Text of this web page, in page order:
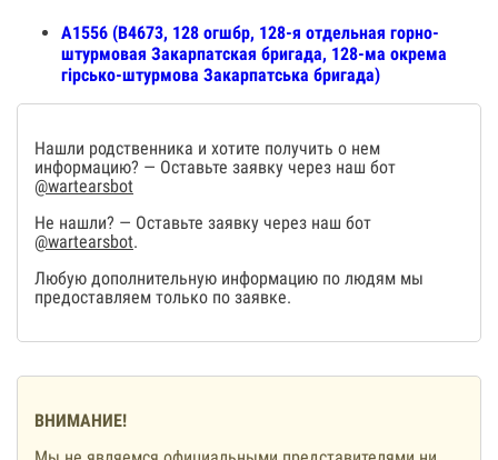
А1556 (В4673, 128 огшбр, 128-я отдельная горно-
штурмовая Закарпатская бригада, 128-ма окрема
гірсько-штурмова Закарпатська бригада)
Нашли родственника и хотите получить о нем
информацию? — Оставьте заявку через наш бот
@wartearsbot
Не нашли? — Оставьте заявку через наш бот
@wartearsbot.
Любую дополнительную информацию по людям мы
предоставляем только по заявке.
ВНИМАНИЕ!